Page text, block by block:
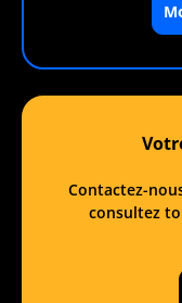
Contactez-
consultez